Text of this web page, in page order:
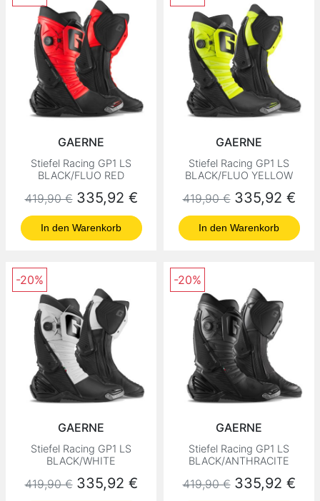
GAERNE
Stiefel Racing GP1 LS
BLACK/FLUO RED
Normaler Preis
419,90 € Preis
335,92 €
In den Warenkorb
GAERNE
Stiefel Racing GP1 LS
BLACK/FLUO YELLOW
Normaler Preis
419,90 € Preis
335,92 €
In den Warenkorb
GAERNE
Stiefel Racing GP1 LS
BLACK/WHITE
Normaler Preis
419,90 € Preis
335,92 €
-20%
GAERNE
Stiefel Racing GP1 LS
BLACK/ANTHRACITE
Normaler Preis
419,90 € Preis
335,92 €
-20%